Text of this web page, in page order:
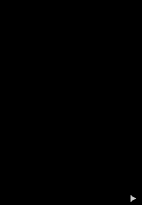
►